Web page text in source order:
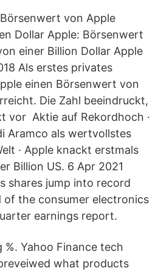
von Apple
Dollar Apple: Börsenwert
einer Billion Dollar Apple
Als erstes privates
einen Börsenwert von
Die Zahl beeindruckt,
vor Aktie auf Rekordhoch ·
Aramco als wertvollstes
· Apple knackt erstmals
Billion US. 6 Apr 2021
shares jump into record
the consumer electronics
earnings report.
%. Yahoo Finance tech
what products